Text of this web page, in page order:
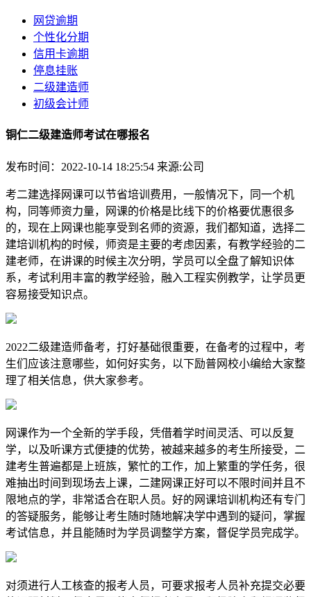
网贷逾期
个性化分期
信用卡逾期
停息挂账
二级建造师
初级会计师
铜仁二级建造师考试在哪报名
发布时间：2022-10-14 18:25:54 来源:公司
考二建选择网课可以节省培训费用，一般情况下，同一个机
构，同等师资力量，网课的价格是比线下的价格要优惠很多
的，现在上网课也能享受到名师的资源，我们都知道，选择二
建培训机构的时候，师资是主要的考虑因素，有教学经验的二
建老师，在讲课的时候主次分明，学员可以全盘了解知识体
系，考试利用丰富的教学经验，融入工程实例教学，让学员更
容易接受知识点。
2022二级建造师备考，打好基础很重要，在备考的过程中，考
生们应该注意哪些，如何好实务，以下励普网校小编给大家整
理了相关信息，供大家参考。
网课作为一个全新的学手段，凭借着学时间灵活、可以反复
学，以及听课方式便捷的优势，被越来越多的考生所接受，二
建考生普遍都是上班族，繁忙的工作，加上繁重的学任务，很
难抽出时间到现场去上课，二建网课正好可以不限时间并且不
限地点的学，非常适合在职人员。好的网课培训机构还有专门
的答疑服务，能够让考生随时随地解决学中遇到的疑问，掌握
考试信息，并且能随时为学员调整学方案，督促学员完成学。
对须进行人工核查的报考人员，可要求报考人员补充提交必要